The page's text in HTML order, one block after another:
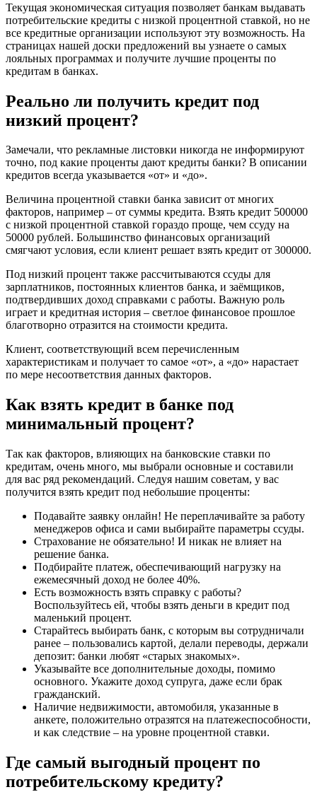
Текущая экономическая ситуация позволяет банкам выдавать
потребительские кредиты с низкой процентной ставкой, но не
все кредитные организации используют эту возможность. На
страницах нашей доски предложений вы узнаете о самых
лояльных программах и получите лучшие проценты по
кредитам в банках.
Реально ли получить кредит под
низкий процент?
Замечали, что рекламные листовки никогда не информируют
точно, под какие проценты дают кредиты банки? В описании
кредитов всегда указывается «от» и «до».
Величина процентной ставки банка зависит от многих
факторов, например – от суммы кредита. Взять кредит 500000
с низкой процентной ставкой гораздо проще, чем ссуду на
50000 рублей. Большинство финансовых организаций
смягчают условия, если клиент решает взять кредит от 300000.
Под низкий процент также рассчитываются ссуды для
зарплатников, постоянных клиентов банка, и заёмщиков,
подтвердивших доход справками с работы. Важную роль
играет и кредитная история – светлое финансовое прошлое
благотворно отразится на стоимости кредита.
Клиент, соответствующий всем перечисленным
характеристикам и получает то самое «от», а «до» нарастает
по мере несоответствия данных факторов.
Как взять кредит в банке под
минимальный процент?
Так как факторов, влияющих на банковские ставки по
кредитам, очень много, мы выбрали основные и составили
для вас ряд рекомендаций. Следуя нашим советам, у вас
получится взять кредит под небольшие проценты:
Подавайте заявку онлайн! Не переплачивайте за работу
менеджеров офиса и сами выбирайте параметры ссуды.
Страхование не обязательно! И никак не влияет на
решение банка.
Подбирайте платеж, обеспечивающий нагрузку на
ежемесячный доход не более 40%.
Есть возможность взять справку с работы?
Воспользуйтесь ей, чтобы взять деньги в кредит под
маленький процент.
Старайтесь выбирать банк, с которым вы сотрудничали
ранее – пользовались картой, делали переводы, держали
депозит: банки любят «старых знакомых».
Указывайте все дополнительные доходы, помимо
основного. Укажите доход супруга, даже если брак
гражданский.
Наличие недвижимости, автомобиля, указанные в
анкете, положительно отразятся на платежеспособности,
и как следствие – на уровне процентной ставки.
Где самый выгодный процент по
потребительскому кредиту?